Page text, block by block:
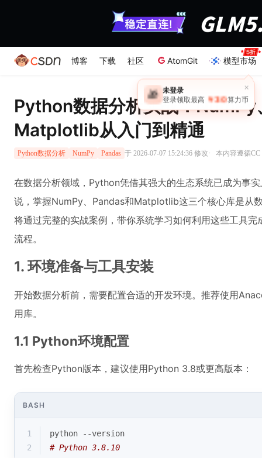
博客 下载 社区 AtomGit 模型市场
×
🎁 未登录
登录领取最高 ￥30 算力币
Python数据分析实战：
Matplotlib从入门到精通
Python数据分析 NumPy Pandas 于 2026-07-07 15:24:36 修改· 本内容遵循
在数据分析领域，Python凭借其强大的生态系统已成为事
说，掌握NumPy、Pandas和Matplotlib这三个核心库是从
将通过完整的实战案例，带你系统学习如何利用这些工具
流程。
1. 环境准备与工具安装
开始数据分析前，需要配置合适的开发环境。推荐使用
用库。
1.1 Python环境配置
首先检查Python版本，建议使用Python 3.8或更高版本：
BASH
1
python --version
2
# Python 3.8.10